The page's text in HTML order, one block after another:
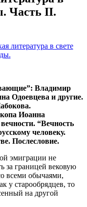
Часть II.
литература в свете
Владимир
Одоевцева и другие.
Иоанна
“Вечность
человеку.
Послесловие.
эмиграции не
за границей вековую
всеми обычаями,
у старообрядцев, то
на другой